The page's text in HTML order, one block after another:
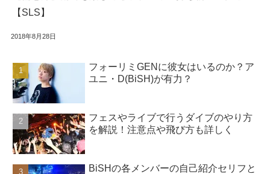
【SLS】
2018年8月28日
フォーリミGENに彼女はいるのか？ア
ユニ・D(BiSH)が有力？
フェスやライブで行うダイブのやり方
を解説！注意点や飛び方も詳しく
BiSHの各メンバーの自己紹介セリフと